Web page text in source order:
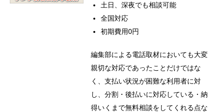
土日、深夜でも相談可能
全国対応
初期費用0円
編集部による電話取材においても大変
親切な対応であったことだけではな
く、支払い状況が困難な利用者に対
し、分割・後払いに対応している・納
得いくまで無料相談をしてくれる点な